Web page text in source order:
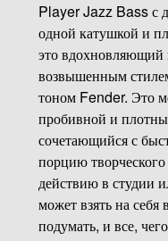
Player Jazz Bass с
одной катушкой и
это вдохновляющий
возвышенным
тоном Fender. Это
пробивной и
сочетающийся с
порцию
действию в студии
может взять на
подумать, и все,